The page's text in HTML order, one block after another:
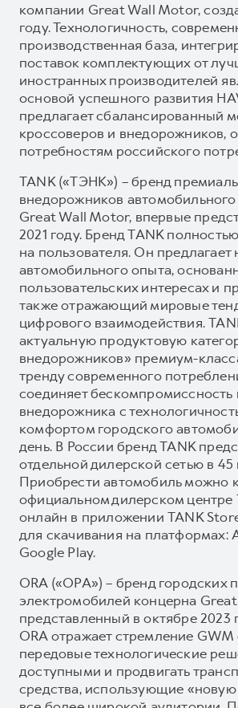
компании Great Wall Motor,
году. Технологичность,
производственная база,
поставок комплектующих от
иностранных производителей
основой успешного развития
предлагает сбалансированный
кроссоверов и внедорожников,
потребностям российского
TANK («ТЭНК») – бренд
внедорожников
Great Wall Motor, впервые
2021 году. Бренд TANK
на пользователя. Он
автомобильного опыта,
пользовательских интересах и
также отражающий мировые
цифрового взаимодействия.
актуальную продуктовую
внедорожников» премиум-
тренду современного
соединяет бескомпромиссность
внедорожника с
комфортом городского
день. В России бренд TANK
отдельной дилерской сетью в 45
Приобрести автомобиль можно
официальном дилерском центре
онлайн в приложении TANK
для скачивания на платформах:
Google Play.
ORA («ОРА») – бренд городских
электромобилей концерна
представленный в октябре 2023
ORA отражает стремление GWM
передовые технологические
доступными и продвигать
средства, использующие